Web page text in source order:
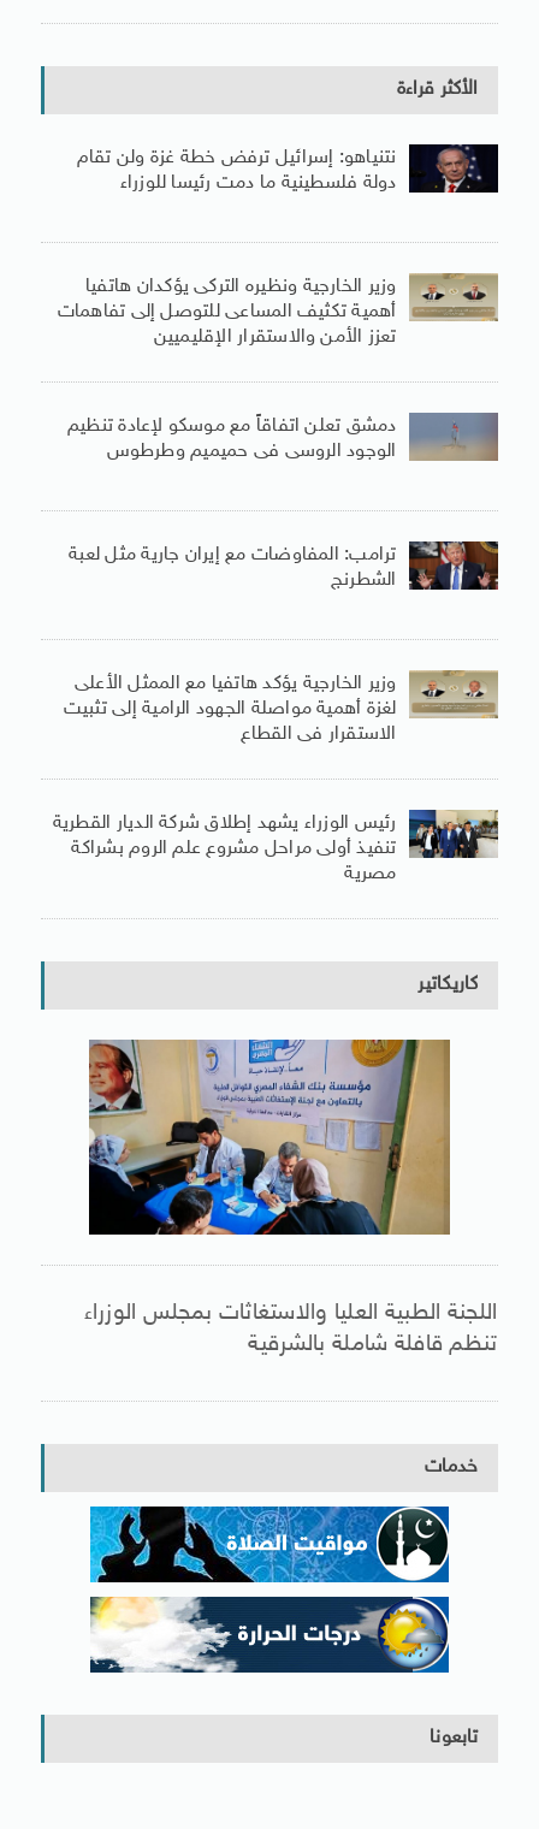
الأكثر قراءة
نتنياهو: إسرائيل ترفض خطة غزة ولن تقام
دولة فلسطينية ما دمت رئيسا للوزراء
وزير الخارجية ونظيره التركى يؤكدان هاتفيا
أهمية تكثيف المساعى للتوصل إلى تفاهمات
تعزز الأمن والاستقرار الإقليميين
دمشق تعلن اتفاقاً مع موسكو لإعادة تنظيم
الوجود الروسى فى حميميم وطرطوس
ترامب: المفاوضات مع إيران جارية مثل لعبة
الشطرنج
وزير الخارجية يؤكد هاتفيا مع الممثل الأعلى
لغزة أهمية مواصلة الجهود الرامية إلى تثبيت
الاستقرار فى القطاع
رئيس الوزراء يشهد إطلاق شركة الديار القطرية
تنفيذ أولى مراحل مشروع علم الروم بشراكة
مصرية
كاريكاتير
اللجنة الطبية العليا والاستغاثات بمجلس الوزراء
تنظم قافلة شاملة بالشرقية
خدمات
تابعونا